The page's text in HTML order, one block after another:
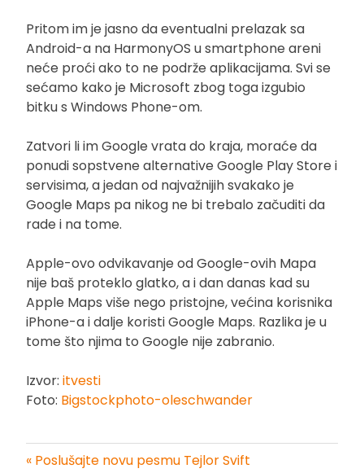
Pritom im je jasno da eventualni prelazak sa
Android-a na HarmonyOS u smartphone areni
neće proći ako to ne podrže aplikacijama. Svi se
sećamo kako je Microsoft zbog toga izgubio
bitku s Windows Phone-om.
Zatvori li im Google vrata do kraja, moraće da
ponudi sopstvene alternative Google Play Store i
servisima, a jedan od najvažnijih svakako je
Google Maps pa nikog ne bi trebalo začuditi da
rade i na tome.
Apple-ovo odvikavanje od Google-ovih Mapa
nije baš proteklo glatko, a i dan danas kad su
Apple Maps više nego pristojne, većina korisnika
iPhone-a i dalje koristi Google Maps. Razlika je u
tome što njima to Google nije zabranio.
Izvor: itvesti
Foto: Bigstockphoto-oleschwander
« Poslušajte novu pesmu Tejlor Svift